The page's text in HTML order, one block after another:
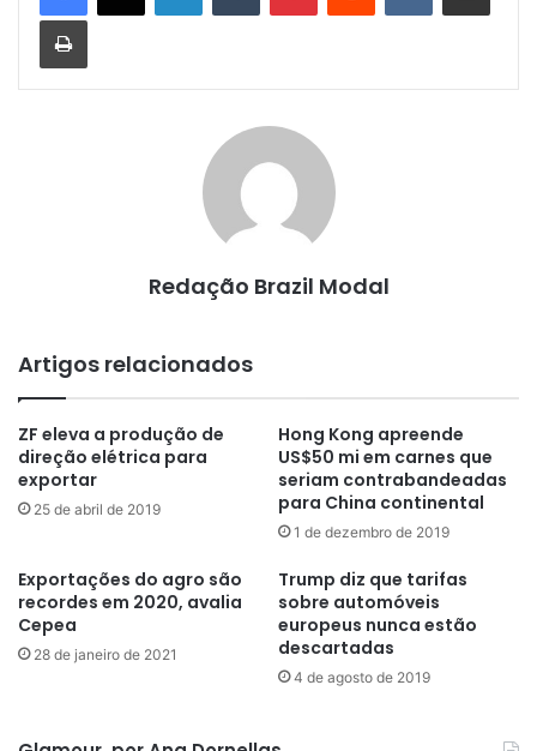
Imprimir
Redação Brazil Modal
Artigos relacionados
ZF eleva a produção de
direção elétrica para
exportar
25 de abril de 2019
Hong Kong apreende
US$50 mi em carnes que
seriam contrabandeadas
para China continental
1 de dezembro de 2019
Exportações do agro são
recordes em 2020, avalia
Cepea
28 de janeiro de 2021
Trump diz que tarifas
sobre automóveis
europeus nunca estão
descartadas
4 de agosto de 2019